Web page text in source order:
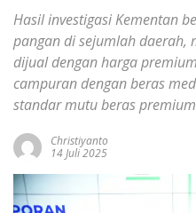
Hasil investigasi Kementan
pangan di sejumlah daerah,
dijual dengan harga
campuran dengan beras
standar mutu beras
Christiyanto
14 Juli 2025